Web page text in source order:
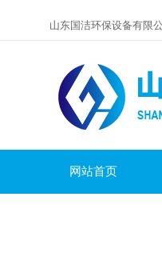
山东国洁环保设备有限
网站首页